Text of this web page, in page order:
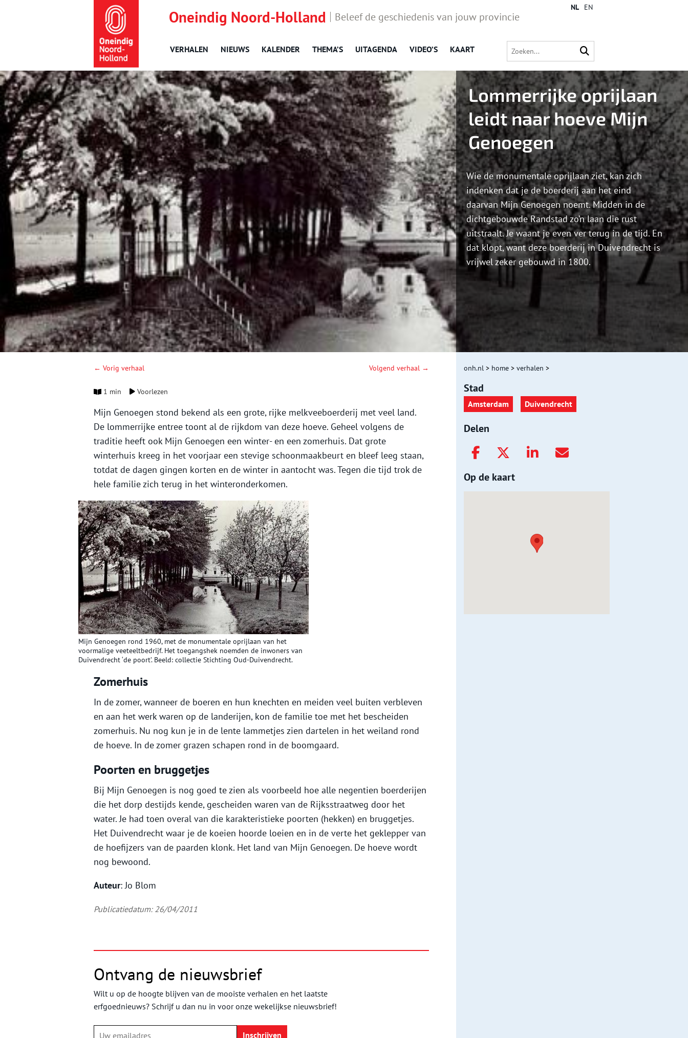
Oneindig Noord-Holland Beleef de geschiedenis van jouw provincie
VERHALEN NIEUWS KALENDER THEMA’S UITAGENDA VIDEO’S KAART
NL EN
Lommerrijke oprijlaan
leidt naar hoeve Mijn
Genoegen
Wie de monumentale oprijlaan ziet, kan zich
indenken dat je de boerderij aan het eind
daarvan Mijn Genoegen noemt. Midden in de
dichtgebouwde Randstad zo’n laan die rust
uitstraalt. Je waant je even ver terug in de tijd. En
dat klopt, want deze boerderij in Duivendrecht is
vrijwel zeker gebouwd in 1800.
← Vorig verhaal Volgend verhaal →
1 min Voorlezen
Mijn Genoegen stond bekend als een grote, rijke melkveeboerderij met veel land.
De lommerrijke entree toont al de rijkdom van deze hoeve. Geheel volgens de
traditie heeft ook Mijn Genoegen een winter- en een zomerhuis. Dat grote
winterhuis kreeg in het voorjaar een stevige schoonmaakbeurt en bleef leeg staan,
totdat de dagen gingen korten en de winter in aantocht was. Tegen die tijd trok de
hele familie zich terug in het winteronderkomen.
Mijn Genoegen rond 1960, met de monumentale oprijlaan van het
voormalige veeteeltbedrijf. Het toegangshek noemden de inwoners van
Duivendrecht ‘de poort’. Beeld: collectie Stichting Oud-Duivendrecht.
Zomerhuis
In de zomer, wanneer de boeren en hun knechten en meiden veel buiten verbleven
en aan het werk waren op de landerijen, kon de familie toe met het bescheiden
zomerhuis. Nu nog kun je in de lente lammetjes zien dartelen in het weiland rond
de hoeve. In de zomer grazen schapen rond in de boomgaard.
Poorten en bruggetjes
Bij Mijn Genoegen is nog goed te zien als voorbeeld hoe alle negentien boerderijen
die het dorp destijds kende, gescheiden waren van de Rijksstraatweg door het
water. Je had toen overal van die karakteristieke poorten (hekken) en bruggetjes.
Het Duivendrecht waar je de koeien hoorde loeien en in de verte het geklepper van
de hoefijzers van de paarden klonk. Het land van Mijn Genoegen. De hoeve wordt
nog bewoond.
Auteur: Jo Blom
Publicatiedatum: 26/04/2011
Ontvang de nieuwsbrief
Wilt u op de hoogte blijven van de mooiste verhalen en het laatste
erfgoednieuws? Schrijf u dan nu in voor onze wekelijkse nieuwsbrief!
onh.nl > home > verhalen >
Stad
Amsterdam Duivendrecht
Delen
Op de kaart